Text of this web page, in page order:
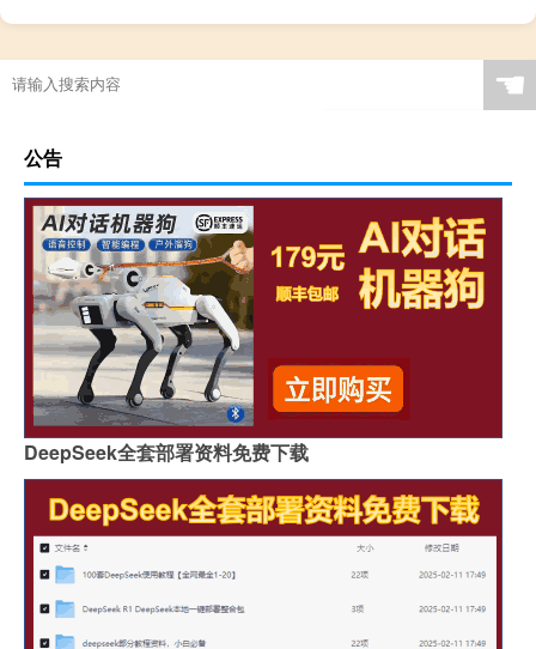
☚
公告
DeepSeek全套部署资料免费下载